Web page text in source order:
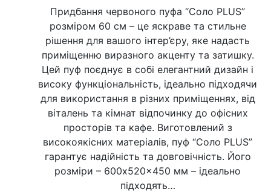
Придбання червоного пуфа “Соло PLUS”
розміром 60 см – це яскраве та стильне
рішення для вашого інтер’єру, яке надасть
приміщенню виразного акценту та затишку.
Цей пуф поєднує в собі елегантний дизайн і
високу функціональність, ідеально підходячи
для використання в різних приміщеннях, від
віталень та кімнат відпочинку до офісних
просторів та кафе. Виготовлений з
високоякісних матеріалів, пуф “Соло PLUS”
гарантує надійність та довговічність. Його
розміри – 600x520x450 мм – ідеально
підходять…